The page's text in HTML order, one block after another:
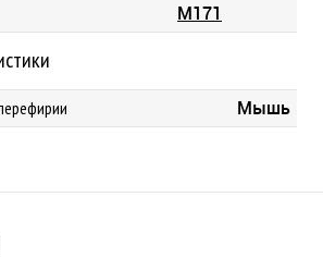
M171
Мышь